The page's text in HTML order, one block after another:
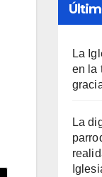
La
en la
La